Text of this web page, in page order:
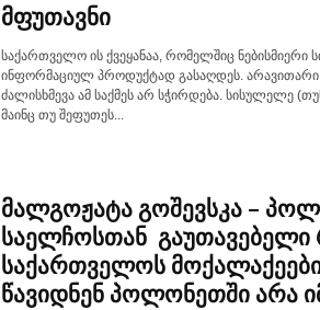
მფუთავნი
საქართველო ის ქვეყანაა, რომელშიც ნებისმიერი
ინფორმაციულ პროდუქტად გასაღდეს. არავითარი
ძალისხმევა ამ საქმეს არ სჭირდება. სისულელე
მაინც თუ შეფუთეს...
მალგოჟატა გოშევსკა –
საელჩოსთან გაუთავებელი
საქართველოს
წავიდნენ პოლონეთში არა